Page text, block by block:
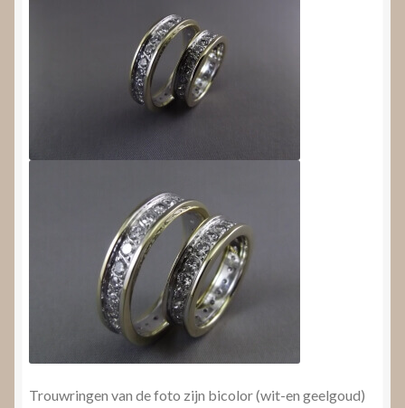
Trouwringen van de foto zijn bicolor (wit-en geelgoud)